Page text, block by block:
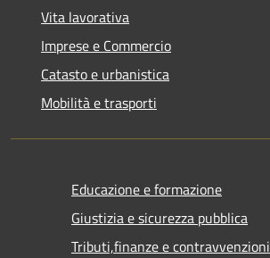
Vita lavorativa
Imprese e Commercio
Catasto e urbanistica
Mobilità e trasporti
Educazione e formazione
Giustizia e sicurezza pubblica
Tributi,finanze e contravvenzioni